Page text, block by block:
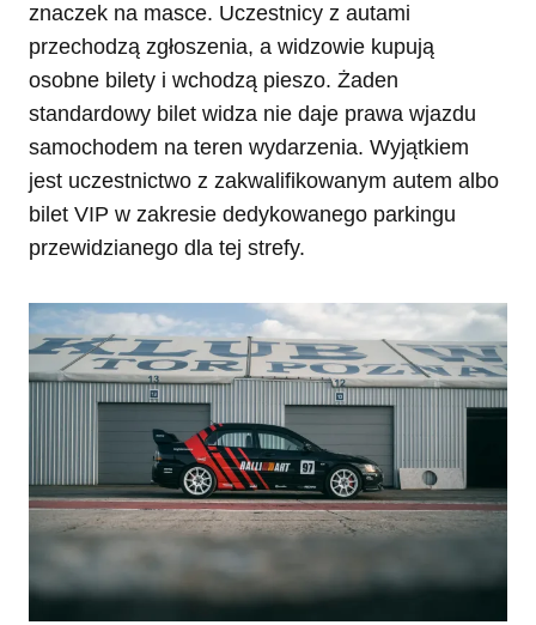
znaczek na masce. Uczestnicy z autami
przechodzą zgłoszenia, a widzowie kupują
osobne bilety i wchodzą pieszo. Żaden
standardowy bilet widza nie daje prawa wjazdu
samochodem na teren wydarzenia. Wyjątkiem
jest uczestnictwo z zakwalifikowanym autem albo
bilet VIP w zakresie dedykowanego parkingu
przewidzianego dla tej strefy.